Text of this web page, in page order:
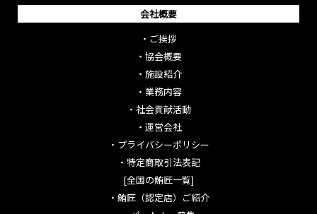
会社概要
・ ご挨拶
・ 協会概要
・ 施設紹介
・ 業務内容
・ 社会貢献活動
・ 運営会社
・ プライバシーポリシー
・ 特定商取引法表記
[全国の鮪匠一覧]
・ 鮪匠（認定店）ご紹介